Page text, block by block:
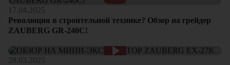
17.04.2025
Революция в строительной технике? Обзор на грейдер
ZAUBERG GR-240C!
28.03.2025